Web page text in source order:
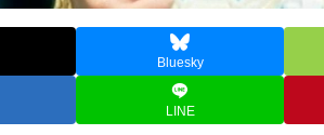
Bluesky
LINE